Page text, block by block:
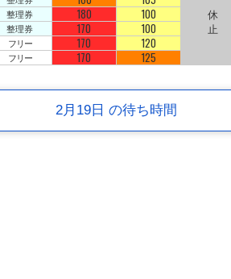
整理券 180 100 休
整理券 170 100 止
フリー 170 120
フリー 170 125
2月19日 の待ち時間